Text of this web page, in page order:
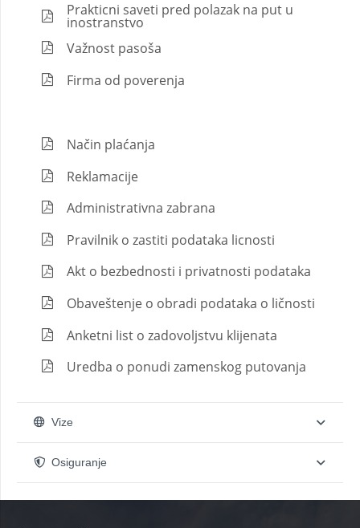
Prakticni saveti pred polazak na put u
inostranstvo
Važnost pasoša
Firma od poverenja
Način plaćanja
Reklamacije
Administrativna zabrana
Pravilnik o zastiti podataka licnosti
Akt o bezbednosti i privatnosti podataka
Obaveštenje o obradi podataka o ličnosti
Anketni list o zadovoljstvu klijenata
Uredba o ponudi zamenskog putovanja
Vize
Osiguranje